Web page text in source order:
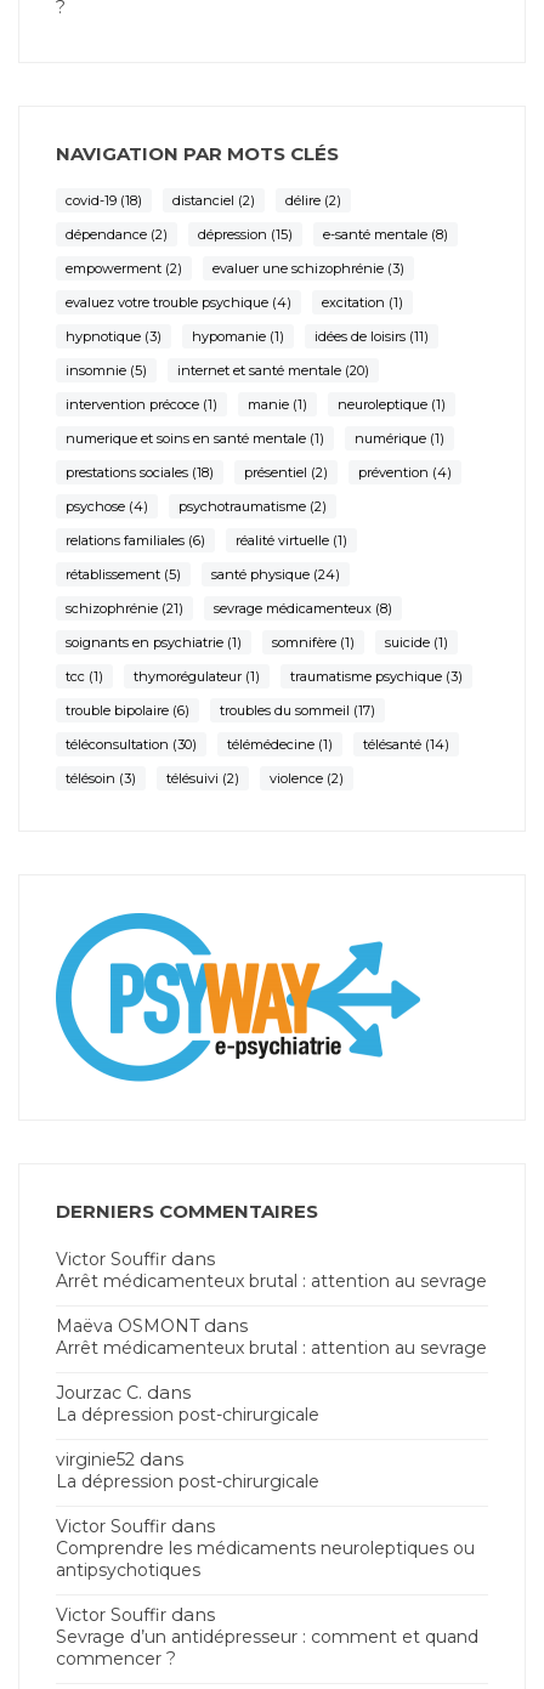
?
NAVIGATION PAR MOTS CLÉS
covid-19 (18) distanciel (2) délire (2)
dépendance (2) dépression (15) e-santé mentale (8)
empowerment (2) evaluer une schizophrénie (3)
evaluez votre trouble psychique (4) excitation (1)
hypnotique (3) hypomanie (1) idées de loisirs (11)
insomnie (5) internet et santé mentale (20)
intervention précoce (1) manie (1) neuroleptique (1)
numerique et soins en santé mentale (1) numérique (1)
prestations sociales (18) présentiel (2) prévention (4)
psychose (4) psychotraumatisme (2)
relations familiales (6) réalité virtuelle (1)
rétablissement (5) santé physique (24)
schizophrénie (21) sevrage médicamenteux (8)
soignants en psychiatrie (1) somnifère (1) suicide (1)
tcc (1) thymorégulateur (1) traumatisme psychique (3)
trouble bipolaire (6) troubles du sommeil (17)
téléconsultation (30) télémédecine (1) télésanté (14)
télésoin (3) télésuivi (2) violence (2)
DERNIERS COMMENTAIRES
Victor Souffir dans
Arrêt médicamenteux brutal : attention au sevrage
Maëva OSMONTdans
Arrêt médicamenteux brutal : attention au sevrage
Jourzac C. dans
La dépression post-chirurgicale
virginie52 dans
La dépression post-chirurgicale
Victor Souffir dans
Comprendre les médicaments neuroleptiques ou
antipsychotiques
Victor Souffir dans
Sevrage d’un antidépresseur : comment et quand
commencer ?